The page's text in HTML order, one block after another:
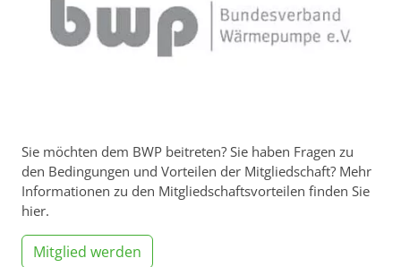
Sie möchten dem BWP beitreten? Sie haben Fragen zu
den Bedingungen und Vorteilen der Mitgliedschaft? Mehr
Informationen zu den Mitgliedschaftsvorteilen finden Sie
hier.
Mitglied werden